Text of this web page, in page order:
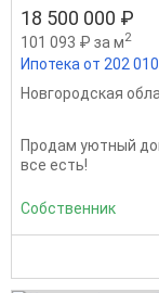
18 500 000 ₽
101 093 ₽ за м2
Ипотека от 202
Новгородская
Продам уютный
все есть!
Собственник